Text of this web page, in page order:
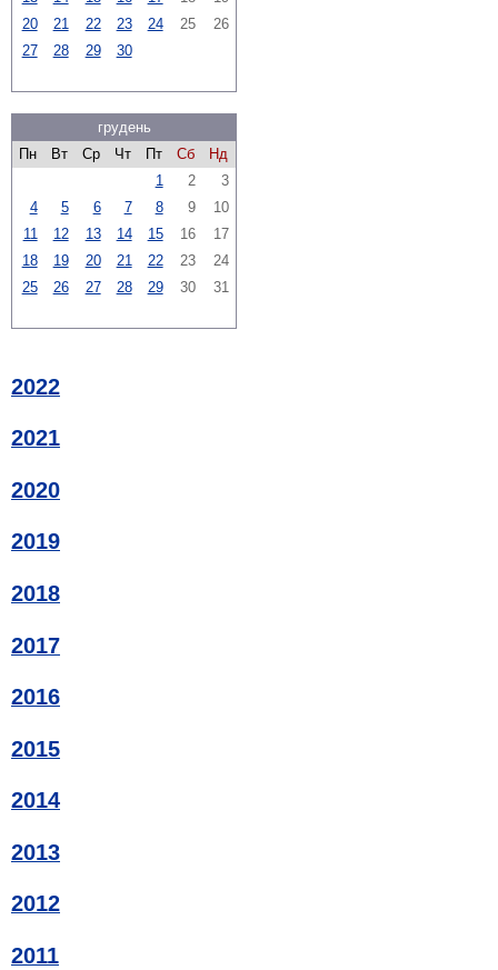
20
21 22 23 24 25
26
27
28 29 30
грудень
Пн
Вт Ср Чт Пт Сб
Нд
1
2
3
4
5 6 7 8 9
10
11
12 13 14 15 16
17
18
19 20 21 22 23
24
25
26 27 28 29 30 31
2022
2021
2020
2019
2018
2017
2016
2015
2014
2013
2012
2011